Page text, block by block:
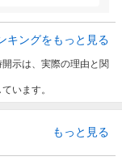
キングをもっと見る
示は、実際の理由と関
います。
もっと見る